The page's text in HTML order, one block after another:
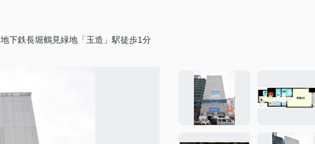
地下鉄長堀鶴見緑地「玉造」駅徒歩1分